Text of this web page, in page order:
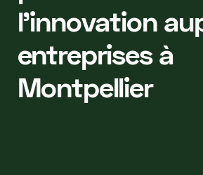
l’innovation
entreprises à
Montpellier